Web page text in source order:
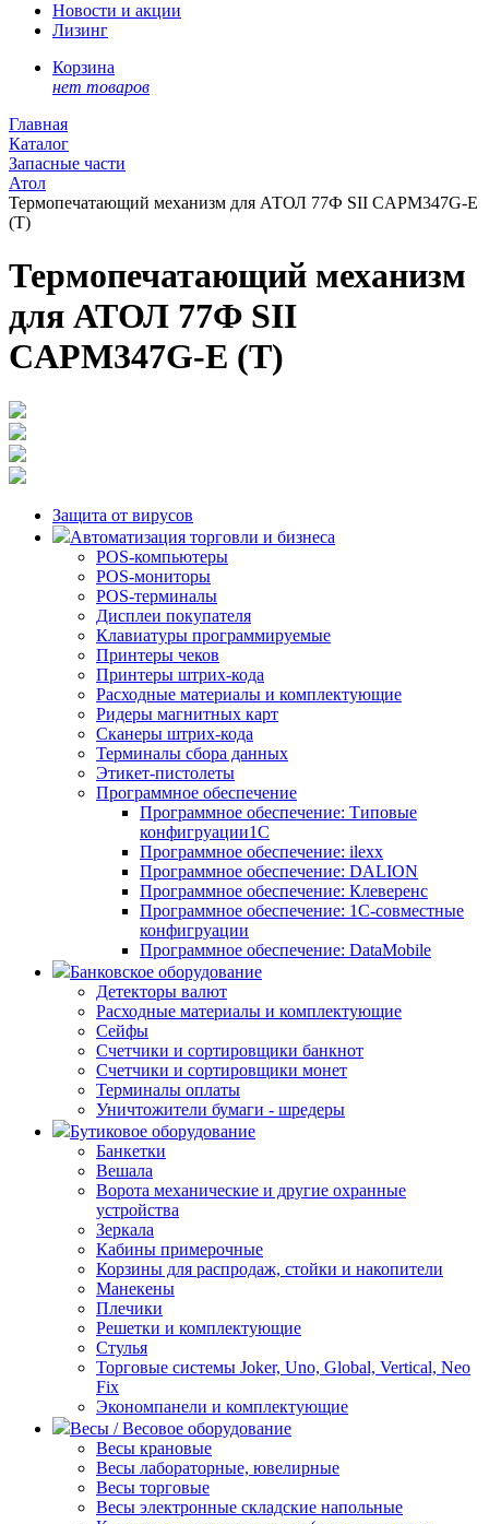
Новости и акции
Лизинг
Корзина
нет товаров
Главная
Каталог
Запасные части
Атол
Термопечатающий механизм для АТОЛ 77Ф SII CAPM347G-E
(Т)
Термопечатающий механизм
для АТОЛ 77Ф SII
CAPM347G-E (Т)
Защита от вирусов
Автоматизация торговли и бизнеса
POS-компьютеры
POS-мониторы
POS-терминалы
Дисплеи покупателя
Клавиатуры программируемые
Принтеры чеков
Принтеры штрих-кода
Расходные материалы и комплектующие
Ридеры магнитных карт
Сканеры штрих-кода
Терминалы сбора данных
Этикет-пистолеты
Программное обеспечение
Программное обеспечение: Типовые
конфигруации1С
Программное обеспечение: ilexx
Программное обеспечение: DALION
Программное обеспечение: Клеверенс
Программное обеспечение: 1С-совместные
конфигруации
Программное обеспечение: DataMobile
Банковское оборудование
Детекторы валют
Расходные материалы и комплектующие
Сейфы
Счетчики и сортировщики банкнот
Счетчики и сортировщики монет
Терминалы оплаты
Уничтожители бумаги - шредеры
Бутиковое оборудование
Банкетки
Вешала
Ворота механические и другие охранные
устройства
Зеркала
Кабины примерочные
Корзины для распродаж, стойки и накопители
Манекены
Плечики
Решетки и комплектующие
Стулья
Торговые системы Joker, Uno, Global, Vertical, Neo
Fix
Экономпанели и комплектующие
Весы / Весовое оборудование
Весы крановые
Весы лабораторные, ювелирные
Весы торговые
Весы электронные складские напольные